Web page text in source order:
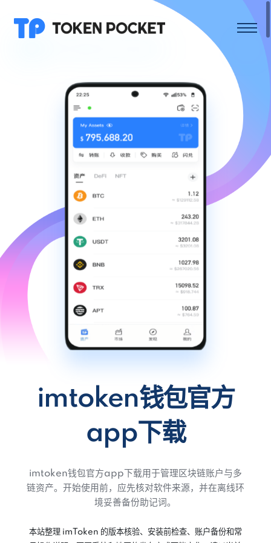
imtoken钱包官方
app下载
imtoken钱包官方app下载用于管理区块链账户与多
链资产。开始使用前，应先核对软件来源，并在离线环
境妥善备份助记词。
本站整理 imToken 的版本核验、安装前检查、账户备份和常